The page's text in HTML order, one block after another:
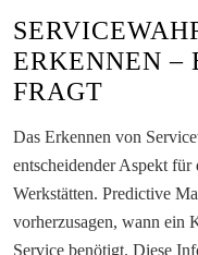
ERKENNEN –
FRAGT
Das Erkennen von
entscheidender Aspekt
Werkstätten. Predictive
vorherzusagen, wann ein
Service benötigt. Diese